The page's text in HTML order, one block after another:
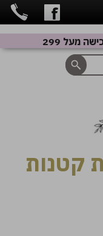
קטנות